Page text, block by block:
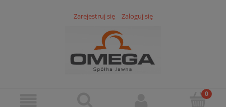
Zarejestruj się Zaloguj się